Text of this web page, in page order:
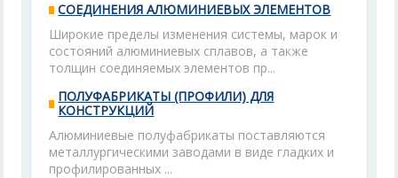
СОЕДИНЕНИЯ АЛЮМИНИЕВЫХ ЭЛЕМЕНТОВ
Широкие пределы изменения системы, марок и
состояний алюминиевых сплавов, а также
толщин соединяемых элементов пр...
ПОЛУФАБРИКАТЫ (ПРОФИЛИ) ДЛЯ
КОНСТРУКЦИЙ
Алюминиевые полуфабрикаты поставляются
металлургическими заводами в виде гладких и
профилированных ...